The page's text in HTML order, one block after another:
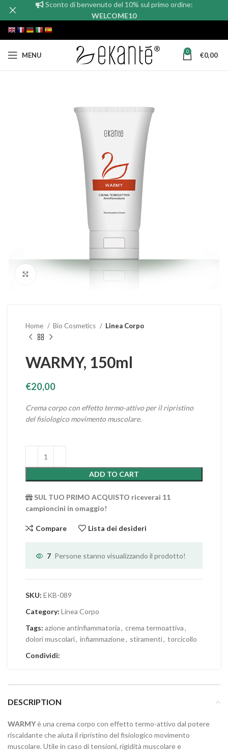
MENU 0 €0,00
Home Bio Cosmetics Linea Corpo
WARMY, 150ml
€20,00
Crema corpo con effetto termo-attivo per il ripristino
del fisiologico movimento muscolare.
ADD TO CART
SUL TUO PRIMO ACQUISTO riceverai 11
campioncini in omaggio!
Compare Lista dei desideri
7 Persone stanno visualizzando il prodotto!
SKU: EKB-089
Category: Linea Corpo
Tags: azione antinfiammatoria, crema termoattiva,
dolori muscolari, infiammazione, stiramenti, torcicollo
Condividi:
DESCRIPTION
WARMYè una crema corpo con effetto termo-attivo dal potere
riscaldante che aiuta il ripristino del fisiologico movimento
muscolare. Utile in caso di tensioni, rigidità muscolare e
Sconto di benvenuto del 10% sul primo ordine:
WELCOME10